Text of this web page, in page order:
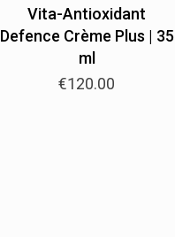
Vita-Antioxidant
Defence Crème Plus | 35
ml
€120.00